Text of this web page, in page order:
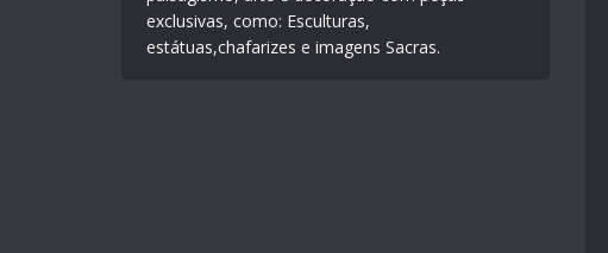
exclusivas, como: Esculturas,
estátuas,chafarizes e imagens Sacras.